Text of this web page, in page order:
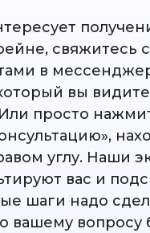
свяжитесь
в
вы видите
просто
углу. Наши
вас и
шаги надо
вашему вопросу